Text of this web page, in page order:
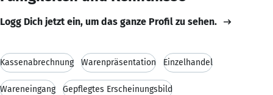
Logg Dich jetzt ein, um das ganze Profil zu sehen.
Kassenabrechnung Warenpräsentation Einzelhandel
Wareneingang Gepflegtes Erscheinungsbild